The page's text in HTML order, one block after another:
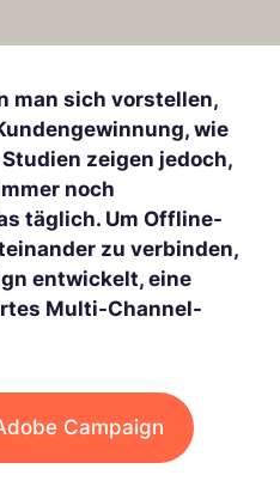
man sich vorstellen,
wie
zeigen jedoch,
noch
täglich. Um Offline-
zu verbinden,
entwickelt, eine
Multi-Channel-
Campaign